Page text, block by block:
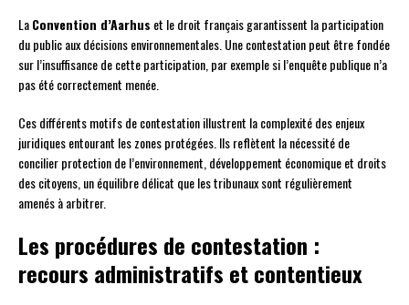
LaConvention d’Aarhus et le droit français garantissent la participation
du public aux décisions environnementales. Une contestation peut être fondée
sur l’insuffisance de cette participation, par exemple si l’enquête publique n’a
pas été correctement menée.
Ces différents motifs de contestation illustrent la complexité des enjeux
juridiques entourant les zones protégées. Ils reflètent la nécessité de
concilier protection de l’environnement, développement économique et droits
des citoyens, un équilibre délicat que les tribunaux sont régulièrement
amenés à arbitrer.
Les procédures de contestation :
recours administratifs et contentieux